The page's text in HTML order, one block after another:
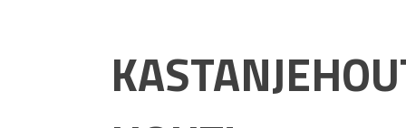
Hoe draagt je inrichting bij
Houtpellets als duurzame